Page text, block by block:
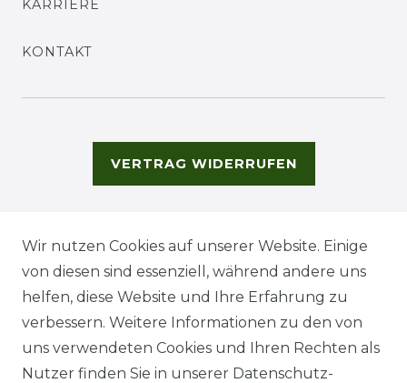
KARRIERE
KONTAKT
VERTRAG WIDERRUFEN
Wir nutzen Cookies auf unserer Website. Einige
von diesen sind essenziell, während andere uns
helfen, diese Website und Ihre Erfahrung zu
verbessern. Weitere Informationen zu den von
uns verwendeten Cookies und Ihren Rechten als
Nutzer finden Sie in unserer Daten­schutz­